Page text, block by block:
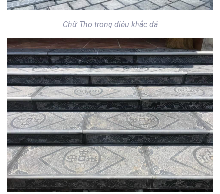
Chữ Thọ trong điêu khắc đá